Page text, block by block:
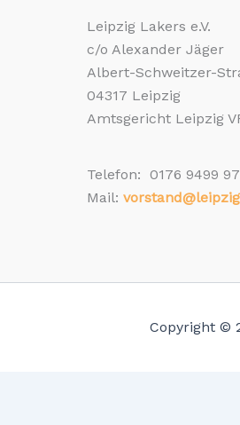
Leipzig Lakers e.V.
c/o Alexander Jäger
Albert-Schweitzer-
04317 Leipzig
Amtsgericht Leipzig
Telefon: 0176 9499
Mail:
Copyright ©